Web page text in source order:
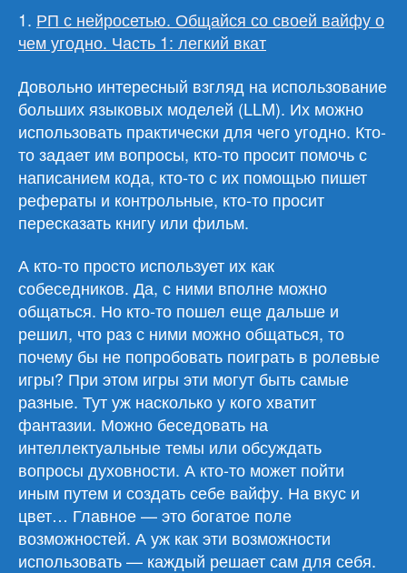
1. РП с нейросетью. Общайся со своей вайфу о
чем угодно. Часть 1: легкий вкат
Довольно интересный взгляд на использование
больших языковых моделей (LLM). Их можно
использовать практически для чего угодно. Кто-
то задает им вопросы, кто-то просит помочь с
написанием кода, кто-то с их помощью пишет
рефераты и контрольные, кто-то просит
пересказать книгу или фильм.
А кто-то просто использует их как
собеседников. Да, с ними вполне можно
общаться. Но кто-то пошел еще дальше и
решил, что раз с ними можно общаться, то
почему бы не попробовать поиграть в ролевые
игры? При этом игры эти могут быть самые
разные. Тут уж насколько у кого хватит
фантазии. Можно беседовать на
интеллектуальные темы или обсуждать
вопросы духовности. А кто-то может пойти
иным путем и создать себе вайфу. На вкус и
цвет… Главное — это богатое поле
возможностей. А уж как эти возможности
использовать — каждый решает сам для себя.